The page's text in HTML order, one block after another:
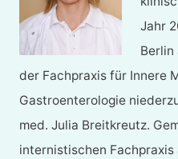
Jahr
Berlin
der Fachpraxis für Innere
Gastroenterologie
med. Julia Breitkreutz.
internistischen